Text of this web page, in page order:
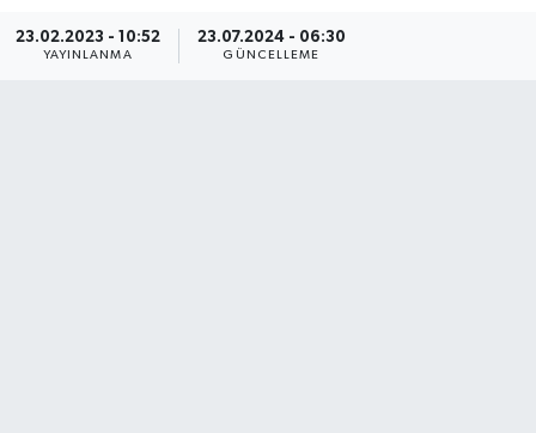
23.02.2023 - 10:52
YAYINLANMA
23.07.2024 - 06:30
GÜNCELLEME